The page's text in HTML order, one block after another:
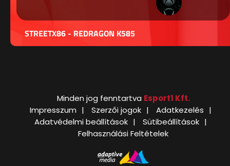
STREETX86 - REDRAGON K585
Minden jog fenntartva Esport1 Kft.
Impresszum
Szerzői jogok
Adatkezelés
Adatvédelmi beállítások
Sütibeállítások
Felhasználási Feltételek